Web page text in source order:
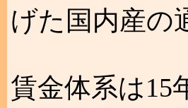
げた国内産の
賃金体系は15